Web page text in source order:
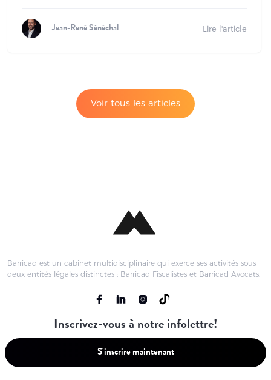
Jean-René Sénéchal Lire l'article
Voir tous les articles
Barricad est un cabinet multidisciplinaire qui exerce ses activités sous
deux entités légales distinctes : Barricad Fiscalistes et Barricad Avocats.
Inscrivez-vous à notre infolettre!
S'inscrire maintenant